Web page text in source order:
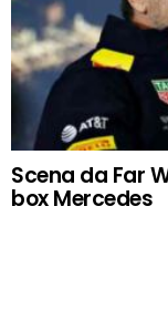
Scena da Far
box Mercedes